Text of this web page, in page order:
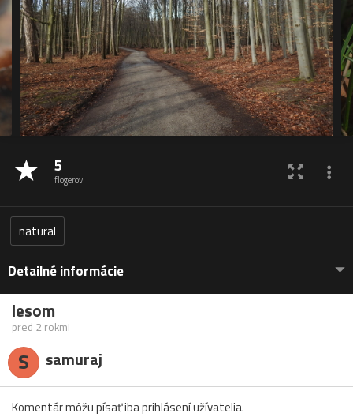
5
flogerov
natural
Detailné informácie
lesom
pred 2 rokmi
S samuraj
Komentár môžu písať iba prihlásení užívatelia.